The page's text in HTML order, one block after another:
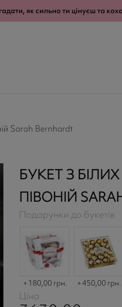
як сильно ти цінуєш та
Sarah Bernhardt
БУКЕТ З
ПІВОНІЙ
Подарунки до букетів
180,00 грн. 450,00 грн.
Ціна